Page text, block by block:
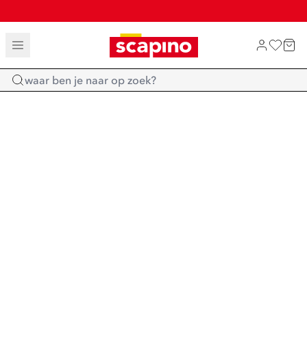
TOT 70% KORTING OP SALE
SHOP NIEUW
Home